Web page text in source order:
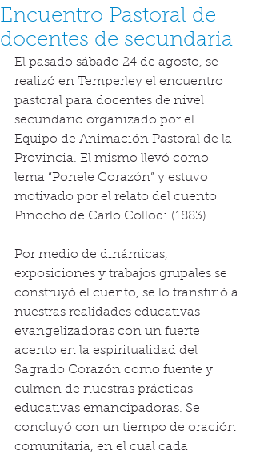
Encuentro Pastoral de
docentes de secundaria
El pasado sábado 24 de agosto, se
realizó en Temperley el encuentro
pastoral para docentes de nivel
secundario organizado por el
Equipo de Animación Pastoral de la
Provincia. El mismo llevó como
lema “Ponele Corazón” y estuvo
motivado por el relato del cuento
Pinocho de Carlo Collodi (1883).
Por medio de dinámicas,
exposiciones y trabajos grupales se
construyó el cuento, se lo transfirió a
nuestras realidades educativas
evangelizadoras con un fuerte
acento en la espiritualidad del
Sagrado Corazón como fuente y
culmen de nuestras prácticas
educativas emancipadoras. Se
concluyó con un tiempo de oración
comunitaria, en el cual cada